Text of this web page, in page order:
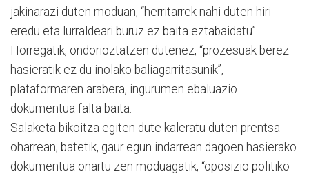
jakinarazi duten moduan, “herritarrek nahi duten hiri
eredu eta lurraldeari buruz ez baita eztabaidatu”.
Horregatik, ondorioztatzen dutenez, “prozesuak berez
hasieratik ez du inolako baliagarritasunik”,
plataformaren arabera, ingurumen ebaluazio
dokumentua falta baita.
Salaketa bikoitza egiten dute kaleratu duten prentsa
oharrean; batetik, gaur egun indarrean dagoen hasierako
dokumentua onartu zen moduagatik, “oposizio politiko